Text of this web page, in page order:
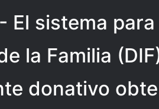
El sistema
la Familia
donativo